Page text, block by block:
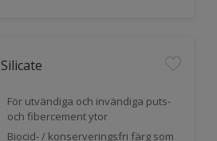
För utvändiga och invändiga puts-
och fibercement ytor
Biocid- / konserveringsfri färg som